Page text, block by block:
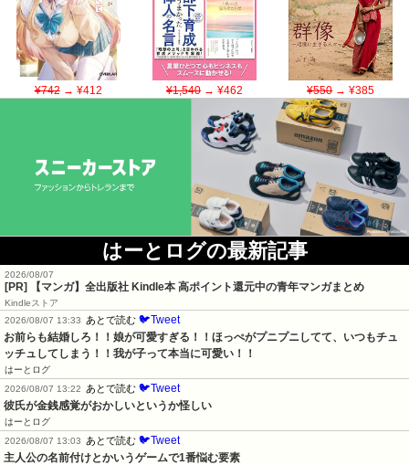
¥742→ ¥412 ¥1,540→ ¥462 ¥550→ ¥385
はーとログの最新記事
2026/08/07
[PR] 【マンガ】全出版社 Kindle本 高ポイント還元中の青年マンガまとめ
Kindleストア
2026/08/07 13:33
あとで読む 🐦Tweet
お前らも結婚しろ！！娘が可愛すぎる！！ほっぺがプニプニしてて、いつもチュ
ッチュしてしまう！！我が子って本当に可愛い！！
はーとログ
2026/08/07 13:22
あとで読む 🐦Tweet
彼氏が金銭感覚がおかしいというか怪しい
はーとログ
2026/08/07 13:03
あとで読む 🐦Tweet
主人公の名前付けとかいうゲームで1番悩む要素